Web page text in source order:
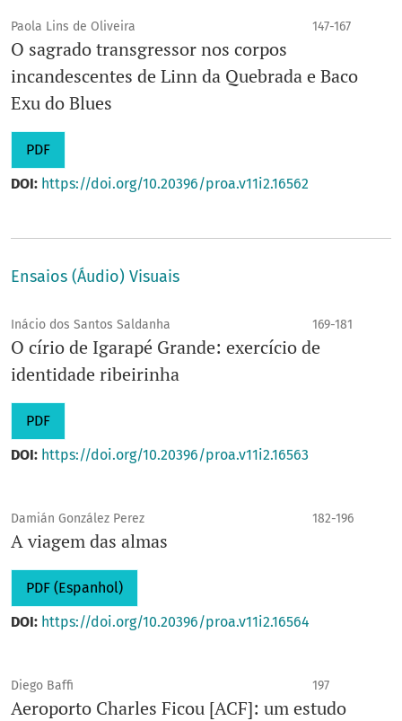
Paola Lins de Oliveira 147-167
O sagrado transgressor nos corpos
incandescentes de Linn da Quebrada e Baco
Exu do Blues
PDF
DOI: https://doi.org/10.20396/proa.v11i2.16562
Ensaios (Áudio) Visuais
Inácio dos Santos Saldanha 169-181
O círio de Igarapé Grande: exercício de
identidade ribeirinha
PDF
DOI: https://doi.org/10.20396/proa.v11i2.16563
Damián González Perez 182-196
A viagem das almas
PDF (Espanhol)
DOI: https://doi.org/10.20396/proa.v11i2.16564
Diego Baffi 197
Aeroporto Charles Ficou [ACF]: um estudo